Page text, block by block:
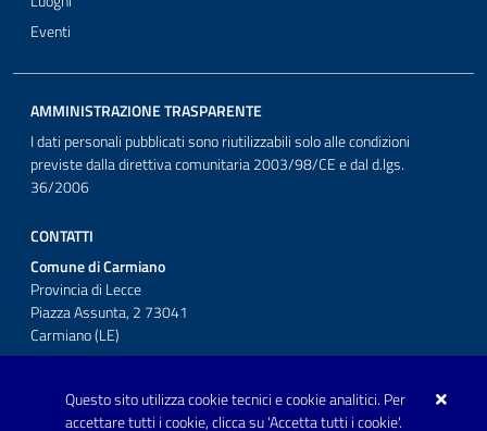
Questo sito utilizza cookie tecnici e cookie analitici. Per
accettare tutti i cookie, clicca su 'Accetta tutti i cookie'.
Eventi
AMMINISTRAZIONE TRASPARENTE
I dati personali pubblicati sono riutilizzabili solo alle condizioni
previste dalla direttiva comunitaria 2003/98/CE e dal d.lgs.
36/2006
CONTATTI
Comune di Carmiano
Provincia di Lecce
Piazza Assunta, 2 73041
Carmiano (LE)
Posta Elettronica Certificata: